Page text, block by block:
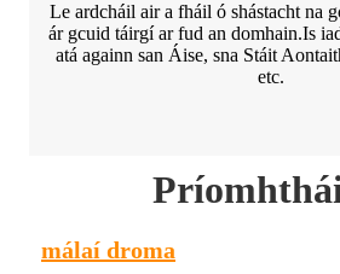
Le ardcháil air a fháil ó shástacht na
ár gcuid táirgí ar fud an domhain.Is
atá againn san Áise, sna Stáit
etc.
málaí droma